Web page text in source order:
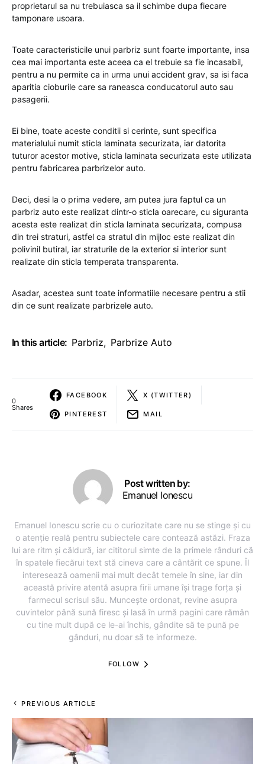
proprietarul sa nu trebuiasca sa il schimbe dupa fiecare
tamponare usoara.
Toate caracteristicile unui parbriz sunt foarte importante, insa
cea mai importanta este aceea ca el trebuie sa fie incasabil,
pentru a nu permite ca in urma unui accident grav, sa isi faca
aparitia cioburile care sa raneasca conducatorul auto sau
pasagerii.
Ei bine, toate aceste conditii si cerinte, sunt specifica
materialului numit sticla laminata securizata, iar datorita
tuturor acestor motive, sticla laminata securizata este utilizata
pentru fabricarea parbrizelor auto.
Deci, desi la o prima vedere, am putea jura faptul ca un
parbriz auto este realizat dintr-o sticla oarecare, cu siguranta
acesta este realizat din sticla laminata securizata, compusa
din trei straturi, astfel ca stratul din mijloc este realizat din
polivinil butiral, iar straturile de la exterior si interior sunt
realizate din sticla temperata transparenta.
Asadar, acestea sunt toate informatiile necesare pentru a stii
din ce sunt realizate parbrizele auto.
In this article: Parbriz, Parbrize Auto
0
Shares
FACEBOOK X (TWITTER)
PINTEREST MAIL
Post written by:
Emanuel Ionescu
Emanuel Ionescu scrie cu o curiozitate care nu se stinge și cu
o atenție reală pentru subiectele care contează astăzi. Fraza
lui are ritm și căldură, iar cititorul simte de la primele rânduri că
în spatele fiecărui text stă cineva care a cântărit ce spune. Îl
interesează oamenii mai mult decât temele în sine, iar din
această privire atentă asupra firii umane își trage forța și
farmecul scrisul său. Muncește ordonat, revine asupra
cuvintelor până sună firesc și lasă în urmă pagini care rămân
cu tine mult după ce le-ai închis, gândite să te pună pe
gânduri, nu doar să te informeze.
FOLLOW
PREVIOUS ARTICLE